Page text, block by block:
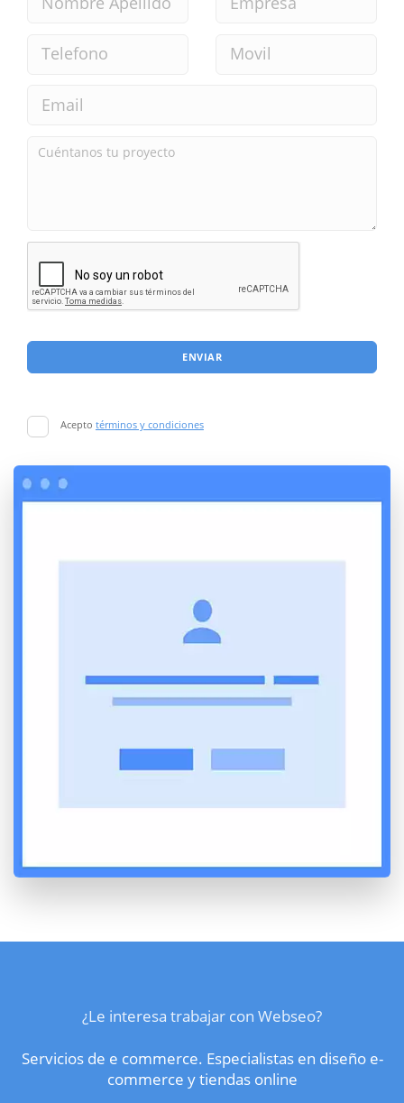
ENVIAR
Acepto términos y condiciones
¿Le interesa trabajar con Webseo?
Servicios de e commerce. Especialistas en diseño e-
commerce y tiendas online